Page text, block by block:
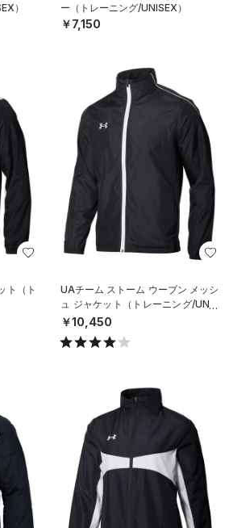
）
ー（トレーニング/UNISEX）
￥7,150
ト（ト
UAチーム ストーム ウーブン メッシ
ュ ジャケット（トレーニング/UNIS
EX）
￥10,450